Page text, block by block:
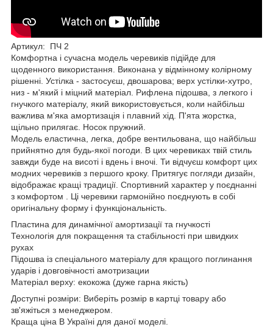
Артикул: ПЧ 2
Комфортна і сучасна модель черевиків підійде для
щоденного використання. Виконана у відмінному колірному
рішенні. Устілка - застосуєш, двошарова; верх устілки-хутро,
низ - м'який і міцний матеріал. Рифлена підошва, з легкого і
гнучкого матеріалу, який використовується, коли найбільш
важлива м'яка амортизація і плавний хід. П'ята жорстка,
щільно прилягає. Носок пружний.
Модель еластична, легка, добре вентильована, що найбільш
прийнятно для будь-якої погоди. В цих черевиках твій стиль
завжди буде на висоті і вдень і вночі. Ти відчуєш комфорт цих
модних черевиків з першого кроку. Притягує погляди дизайн,
відображає кращі традиції. Спортивний характер у поєднанні
з комфортом . Ці черевики гармонійно поєднують в собі
оригінальну форму і функціональність.
Пластина для динамічної амортизації та гнучкості
Технологія для покращення та стабільності при швидких
рухах
Підошва із спеціального матеріалу для кращого поглинання
ударів і довговічності амотризации
Матеріал верху: екокожа (дуже гарна якість)
Доступні розміри: Виберіть розмір в картці товару або
зв'яжіться з менеджером.
Краща ціна В Україні для даної моделі.